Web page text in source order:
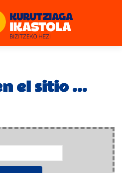
el sitio ...